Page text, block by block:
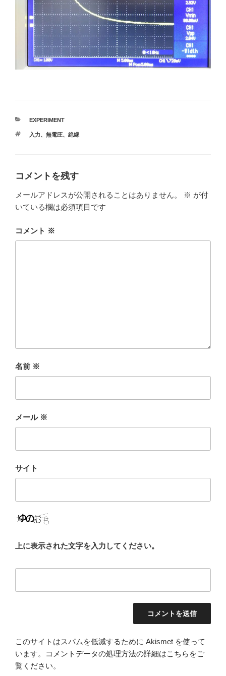
カ
ゴ
EXPERIMENT
タ
入力、 無電圧、 絶縁
コメントを残す
メールアドレスが公開されることはありません。 ※ が付
いている欄は必須項目です
コメント ※
名前 ※
メール ※
サイト
上に表示された文字を入力してください。
このサイトはスパムを低減するために Akismet を使って
います。
コメントデータの処理方法の詳細はこちらをご
覧ください。